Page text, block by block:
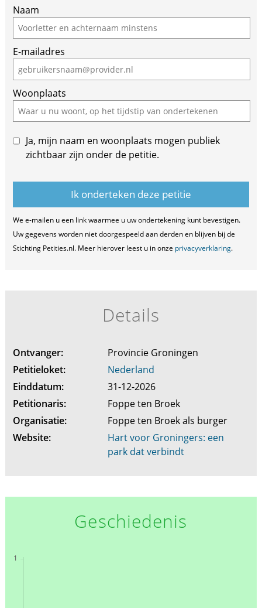
Naam
E-mailadres
Woonplaats
Ja, mijn naam en woonplaats mogen publiek
zichtbaar zijn onder de petitie.
We e-mailen u een link waarmee u uw ondertekening kunt bevestigen.
Uw gegevens worden niet doorgespeeld aan derden en blijven bij de
Stichting Petities.nl. Meer hierover leest u in onze privacyverklaring.
Details
Ontvanger:
Provincie Groningen
Petitieloket:
Nederland
Einddatum:
31-12-2026
Petitionaris:
Foppe ten Broek
Organisatie:
Foppe ten Broek als burger
Website:
Hart voor Groningers: een
park dat verbindt
Geschiedenis